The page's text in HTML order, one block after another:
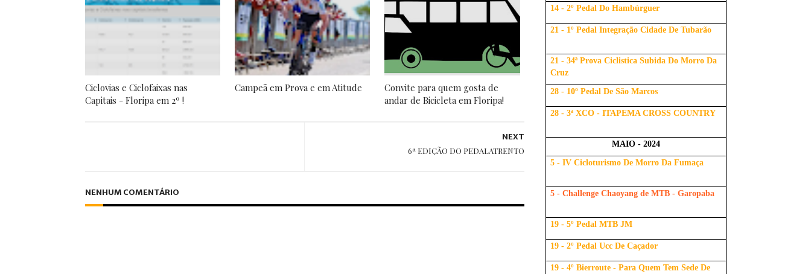
Ciclovias e Ciclofaixas nas
Capitais - Floripa em 2º !
Campeã em Prova e em Atitude
Convite para quem gosta de
andar de Bicicleta em Floripa!
NEXT
6ª EDIÇÃO DO PEDALATRENTO
NENHUM COMENTÁRIO
14 - 2º Pedal Do Hambúrguer
21 - 1º Pedal Integração Cidade De Tubarão
21 - 34ª Prova Ciclistica Subida Do Morro Da
Cruz
28 - 10º Pedal De São Marcos
28 - 3ª XCO - ITAPEMA CROSS COUNTRY
MAIO - 2024
5 - IV Cicloturismo De Morro Da Fumaça
5 - Challenge Chaoyang de MTB - Garopaba
19 - 5º Pedal MTB JM
19 - 2º Pedal Ucc De Caçador
19 - 4º Bierroute - Para Quem Tem Sede De